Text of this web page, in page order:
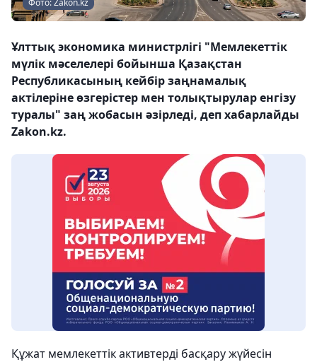
Фото: Zakon.kz
Ұлттық экономика министрлігі "Мемлекеттік
мүлік мәселелері бойынша Қазақстан
Республикасының кейбір заңнамалық
актілеріне өзгерістер мен толықтырулар енгізу
туралы" заң жобасын әзірледі, деп хабарлайды
Zakon.kz.
Құжат мемлекеттік активтерді басқару жүйесін